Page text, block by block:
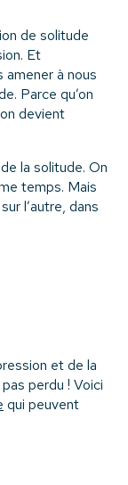
de solitude
Et
à nous
Parce qu’on
devient
la solitude. On
temps. Mais
l’autre, dans
et de la
perdu ! Voici
qui peuvent